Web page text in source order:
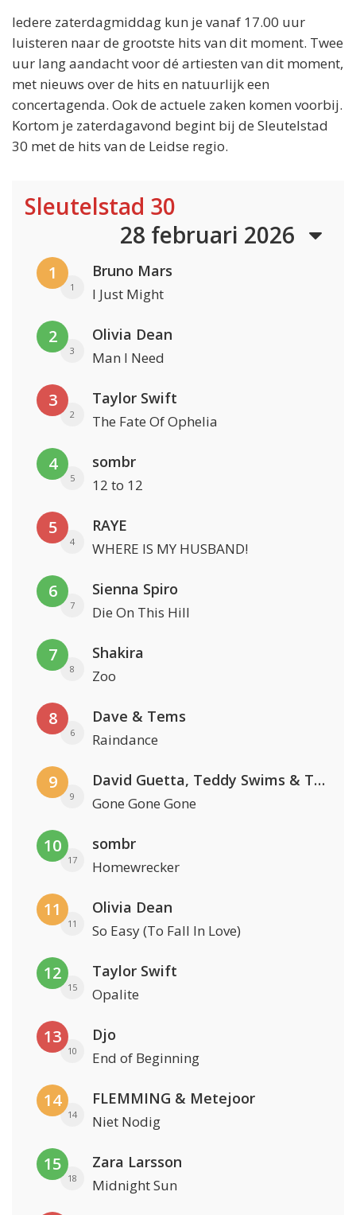
Iedere zaterdagmiddag kun je vanaf 17.00 uur
luisteren naar de grootste hits van dit moment. Twee
uur lang aandacht voor dé artiesten van dit moment,
met nieuws over de hits en natuurlijk een
concertagenda. Ook de actuele zaken komen voorbij.
Kortom je zaterdagavond begint bij de Sleutelstad
30 met de hits van de Leidse regio.
Sleutelstad 30
28 februari 2026
1
1
Bruno Mars
I Just Might
2
3
Olivia Dean
Man I Need
3
2
Taylor Swift
The Fate Of Ophelia
4
5
sombr
12 to 12
5
4
RAYE
WHERE IS MY HUSBAND!
6
7
Sienna Spiro
Die On This Hill
7
8
Shakira
Zoo
8
6
Dave & Tems
Raindance
9
9
David Guetta, Teddy Swims & Tones And I
Gone Gone Gone
10
17
sombr
Homewrecker
11
11
Olivia Dean
So Easy (To Fall In Love)
12
15
Taylor Swift
Opalite
13
10
Djo
End of Beginning
14
14
FLEMMING & Metejoor
Niet Nodig
15
18
Zara Larsson
Midnight Sun